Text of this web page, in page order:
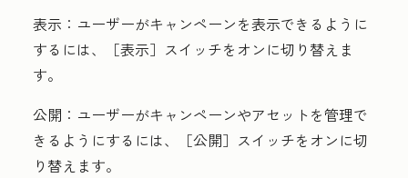
表示 ：ユーザーがキャンペーンを表示できるように
するには、［表示］ スイッチをオンに切り替えま
す。
公開 ：ユーザーがキャンペーンやアセットを管理で
きるようにするには、［公開］ スイッチをオンに切
り替えます。